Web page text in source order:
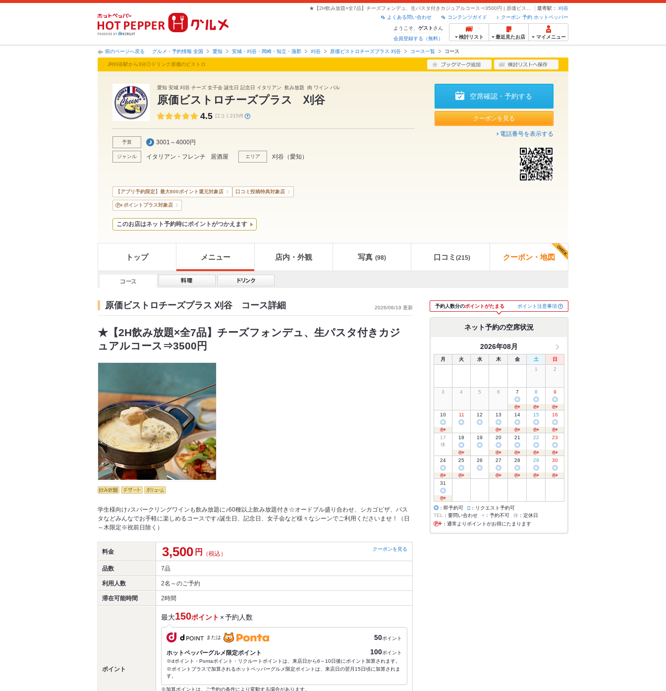
最寄駅：
刈谷
クーポン 予約 ホットペッパー
コンテンツガイド
よくある問い合わせ
ようこそ、 ゲスト さん
会員登録する（無料）
検討リスト 最近見たお店 マイメニュー
前のページへ戻る グルメ・予約情報 全国 愛知 安城・刈谷・岡崎・知立・蒲郡 刈谷 原価ビストロチーズプラス 刈谷 コース一覧 コース
JR刈谷駅から3分◎ドリンク原価のビストロ
愛知 安城 刈谷 チーズ 女子会 誕生日 記念日 イタリアン 飲み放題 肉 ワイン バル
原価ビストロチーズプラス 刈谷
4.5 口コミ215件
予算 3001～4000円
ジャンル イタリアン・フレンチ 居酒屋 エリア 刈谷 （愛知 ）
空席確認・予約する
クーポンを見る
電話番号を表示する
【アプリ予約限定】最大800ポイント還元対象店 口コミ投稿特典対象店
ポイントプラス対象店
このお店はネット予約時にポイントがつかえます
トップ メニュー 店内・外観 写真 (98) 口コミ (215) クーポン・地図
原価ビストロチーズプラス 刈谷 コース詳細 2026/06/19 更新
★【2H飲み放題×全7品】チーズフォンデュ、生パスタ付きカジ
ュアルコース⇒3500円
学生様向け♪スパークリングワインも飲み放題に♪60種以上飲み放題付き☆オードブル盛り合わせ、シカゴピザ、パス
タなどみんなでお手軽に楽しめるコースです♪誕生日、記念日、女子会など様々なシーンでご利用くださいませ！（日
～木限定※祝前日除く）
料金 3,500 円 （税込）
クーポンを見る
品数 7品
利用人数 2名～のご予約
滞在可能時間 2時間
ポイント
最大150ポイント ×予約人数
または 50ポイント
ホットペッパーグルメ限定ポイント 100ポイント
※dポイント・Pontaポイント・リクルートポイントは、来店日から6～10日後にポイント加算されます。
※ポイントプラスで加算されるホットペッパーグルメ限定ポイントは、来店日の翌月15日頃に加算されま
す。
※加算ポイントは、ご予約の条件により変動する場合があります。
予約人数分のポイントがたまる ポイント注意事項
ネット予約の空席状況
2026年08月
月 火 水 木 金 土
日
1
2
3 4 5 6 7
◎
8
◎
9
◎
10
◎
11
◎
12
◎
13
◎
14
◎
15
◎
16
◎
17
休
18
◎
19
◎
20
◎
21
◎
22
◎
23
◎
24
◎
25
◎
26
◎
27
◎
28
◎
29
◎
30
◎
31
◎
◎ ：即予約可 □ ：リクエスト予約可
TEL
：要問い合わせ × ：予約不可 休 ：定休日
：通常よりポイントがお得にたまります